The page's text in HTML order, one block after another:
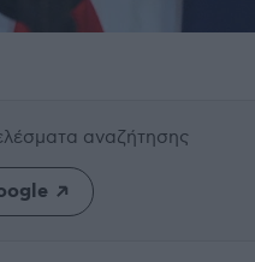
αναζήτησης